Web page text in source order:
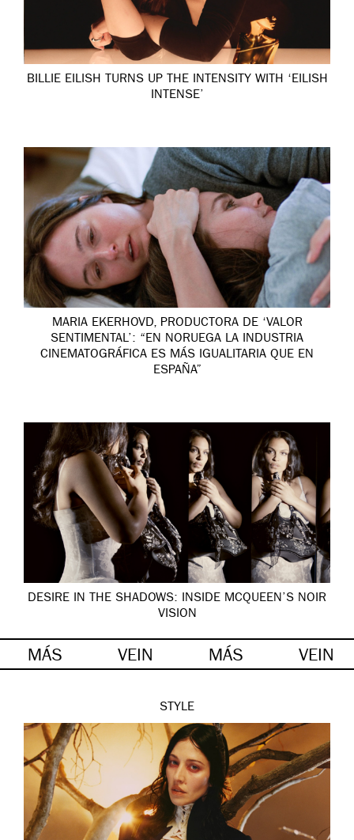
BILLIE EILISH TURNS UP THE INTENSITY WITH ‘EILISH
INTENSE’
MARIA EKERHOVD, PRODUCTORA DE ‘VALOR
SENTIMENTAL’: “EN NORUEGA LA INDUSTRIA
CINEMATOGRÁFICA ES MÁS IGUALITARIA QUE EN
ESPAÑA”
DESIRE IN THE SHADOWS: INSIDE MCQUEEN’S NOIR
VISION
MÁS VEIN MÁS VEIN
STYLE